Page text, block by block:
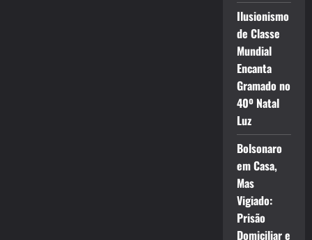
Ilusionismo
de Classe
Mundial
Encanta
Gramado no
40º Natal
Luz
Bolsonaro
em Casa,
Mas
Vigiado:
Prisão
Domiciliar e